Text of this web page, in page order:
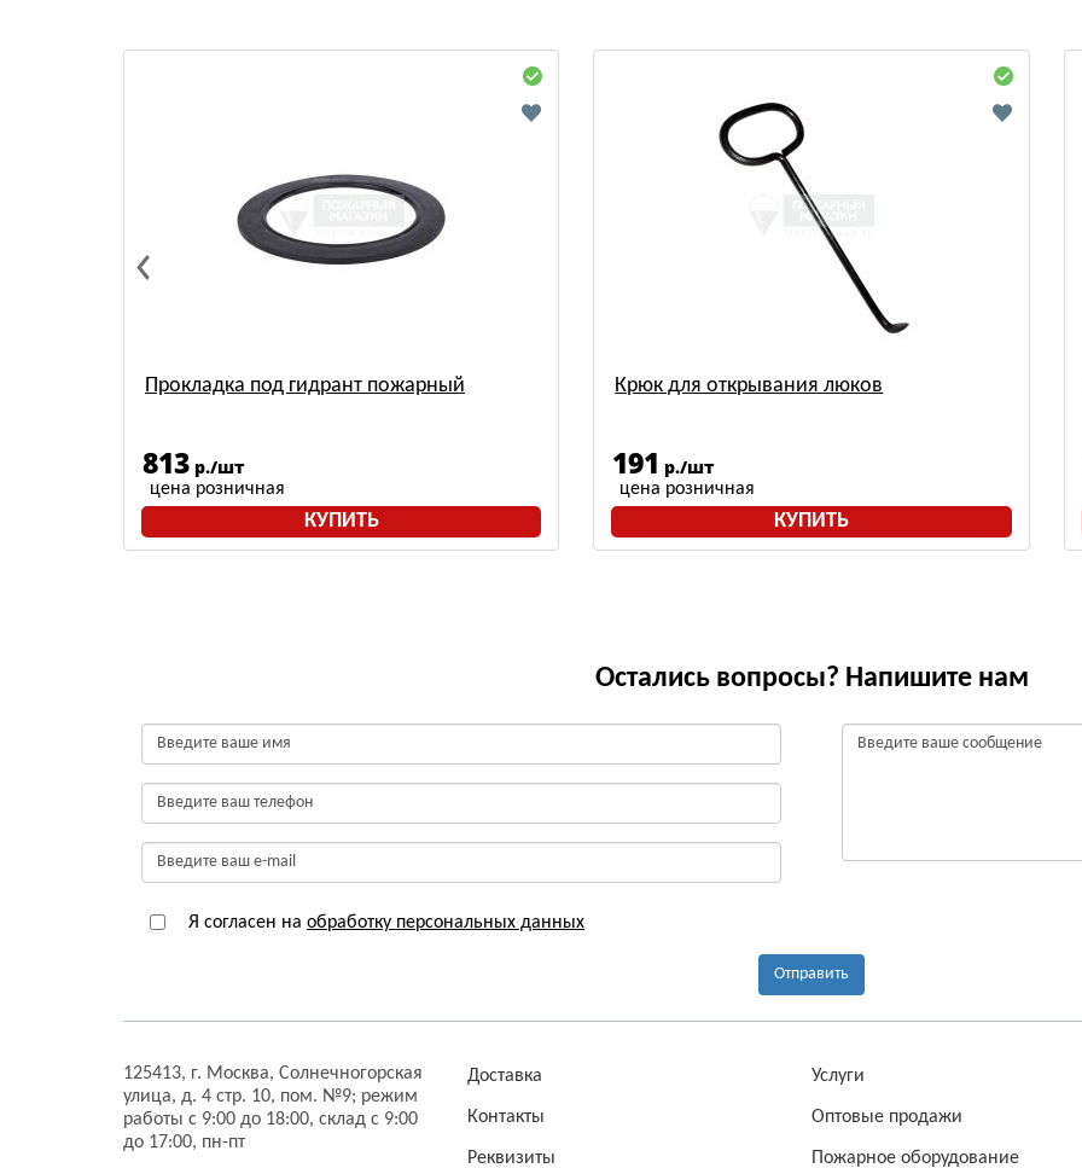
Прокладка под гидрант пожарный
813 р./шт
цена розничная
КУПИТЬ
Крюк для открывания люков
191 р./шт
цена розничная
КУПИТЬ
Остались вопросы? Напишите нам
Я согласен на обработку персональных данных
Отправить
125413, г. Москва, Солнечногорская
улица, д. 4 стр. 10, пом. №9; режим
работы с 9:00 до 18:00, склад с 9:00
до 17:00, пн-пт
Доставка
Контакты
Реквизиты
Услуги
Оптовые продажи
Пожарное оборудование